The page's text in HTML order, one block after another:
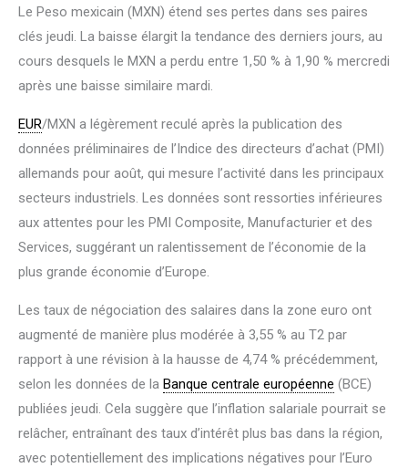
Le Peso mexicain (MXN) étend ses pertes dans ses paires
clés jeudi. La baisse élargit la tendance des derniers jours, au
cours desquels le MXN a perdu entre 1,50 % à 1,90 % mercredi
après une baisse similaire mardi.
EUR/MXN a légèrement reculé après la publication des
données préliminaires de l’Indice des directeurs d’achat (PMI)
allemands pour août, qui mesure l’activité dans les principaux
secteurs industriels. Les données sont ressorties inférieures
aux attentes pour les PMI Composite, Manufacturier et des
Services, suggérant un ralentissement de l’économie de la
plus grande économie d’Europe.
Les taux de négociation des salaires dans la zone euro ont
augmenté de manière plus modérée à 3,55 % au T2 par
rapport à une révision à la hausse de 4,74 % précédemment,
selon les données de la Banque centrale européenne (BCE)
publiées jeudi. Cela suggère que l’inflation salariale pourrait se
relâcher, entraînant des taux d’intérêt plus bas dans la région,
avec potentiellement des implications négatives pour l’Euro